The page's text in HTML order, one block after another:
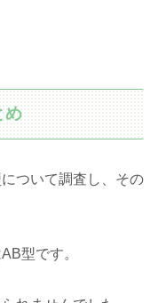
め
ついて調査し、その
型です。